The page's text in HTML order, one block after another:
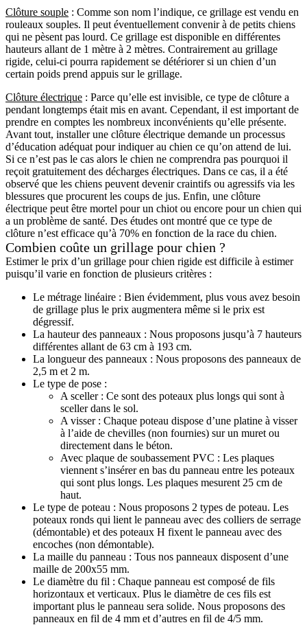
Clôture souple : Comme son nom l’indique, ce grillage est vendu en
rouleaux souples. Il peut éventuellement convenir à de petits chiens
qui ne pèsent pas lourd. Ce grillage est disponible en différentes
hauteurs allant de 1 mètre à 2 mètres. Contrairement au grillage
rigide, celui-ci pourra rapidement se détériorer si un chien d’un
certain poids prend appuis sur le grillage.
Clôture électrique : Parce qu’elle est invisible, ce type de clôture a
pendant longtemps était mis en avant. Cependant, il est important de
prendre en comptes les nombreux inconvénients qu’elle présente.
Avant tout, installer une clôture électrique demande un processus
d’éducation adéquat pour indiquer au chien ce qu’on attend de lui.
Si ce n’est pas le cas alors le chien ne comprendra pas pourquoi il
reçoit gratuitement des décharges électriques. Dans ce cas, il a été
observé que les chiens peuvent devenir craintifs ou agressifs via les
blessures que procurent les coups de jus. Enfin, une clôture
électrique peut être mortel pour un chiot ou encore pour un chien qui
a un problème de santé. Des études ont montré que ce type de
clôture n’est efficace qu’à 70% en fonction de la race du chien.
Combien coûte un grillage pour chien ?
Estimer le prix d’un grillage pour chien rigide est difficile à estimer
puisqu’il varie en fonction de plusieurs critères :
Le métrage linéaire : Bien évidemment, plus vous avez besoin
de grillage plus le prix augmentera même si le prix est
dégressif.
La hauteur des panneaux : Nous proposons jusqu’à 7 hauteurs
différentes allant de 63 cm à 193 cm.
La longueur des panneaux : Nous proposons des panneaux de
2,5 m et 2 m.
Le type de pose :
A sceller : Ce sont des poteaux plus longs qui sont à
sceller dans le sol.
A visser : Chaque poteau dispose d’une platine à visser
à l’aide de chevilles (non fournies) sur un muret ou
directement dans le béton.
Avec plaque de soubassement PVC : Les plaques
viennent s’insérer en bas du panneau entre les poteaux
qui sont plus longs. Les plaques mesurent 25 cm de
haut.
Le type de poteau : Nous proposons 2 types de poteau. Les
poteaux ronds qui lient le panneau avec des colliers de serrage
(démontable) et des poteaux H fixent le panneau avec des
encoches (non démontable).
La maille du panneau : Tous nos panneaux disposent d’une
maille de 200x55 mm.
Le diamètre du fil : Chaque panneau est composé de fils
horizontaux et verticaux. Plus le diamètre de ces fils est
important plus le panneau sera solide. Nous proposons des
panneaux en fil de 4 mm et d’autres en fil de 4/5 mm.